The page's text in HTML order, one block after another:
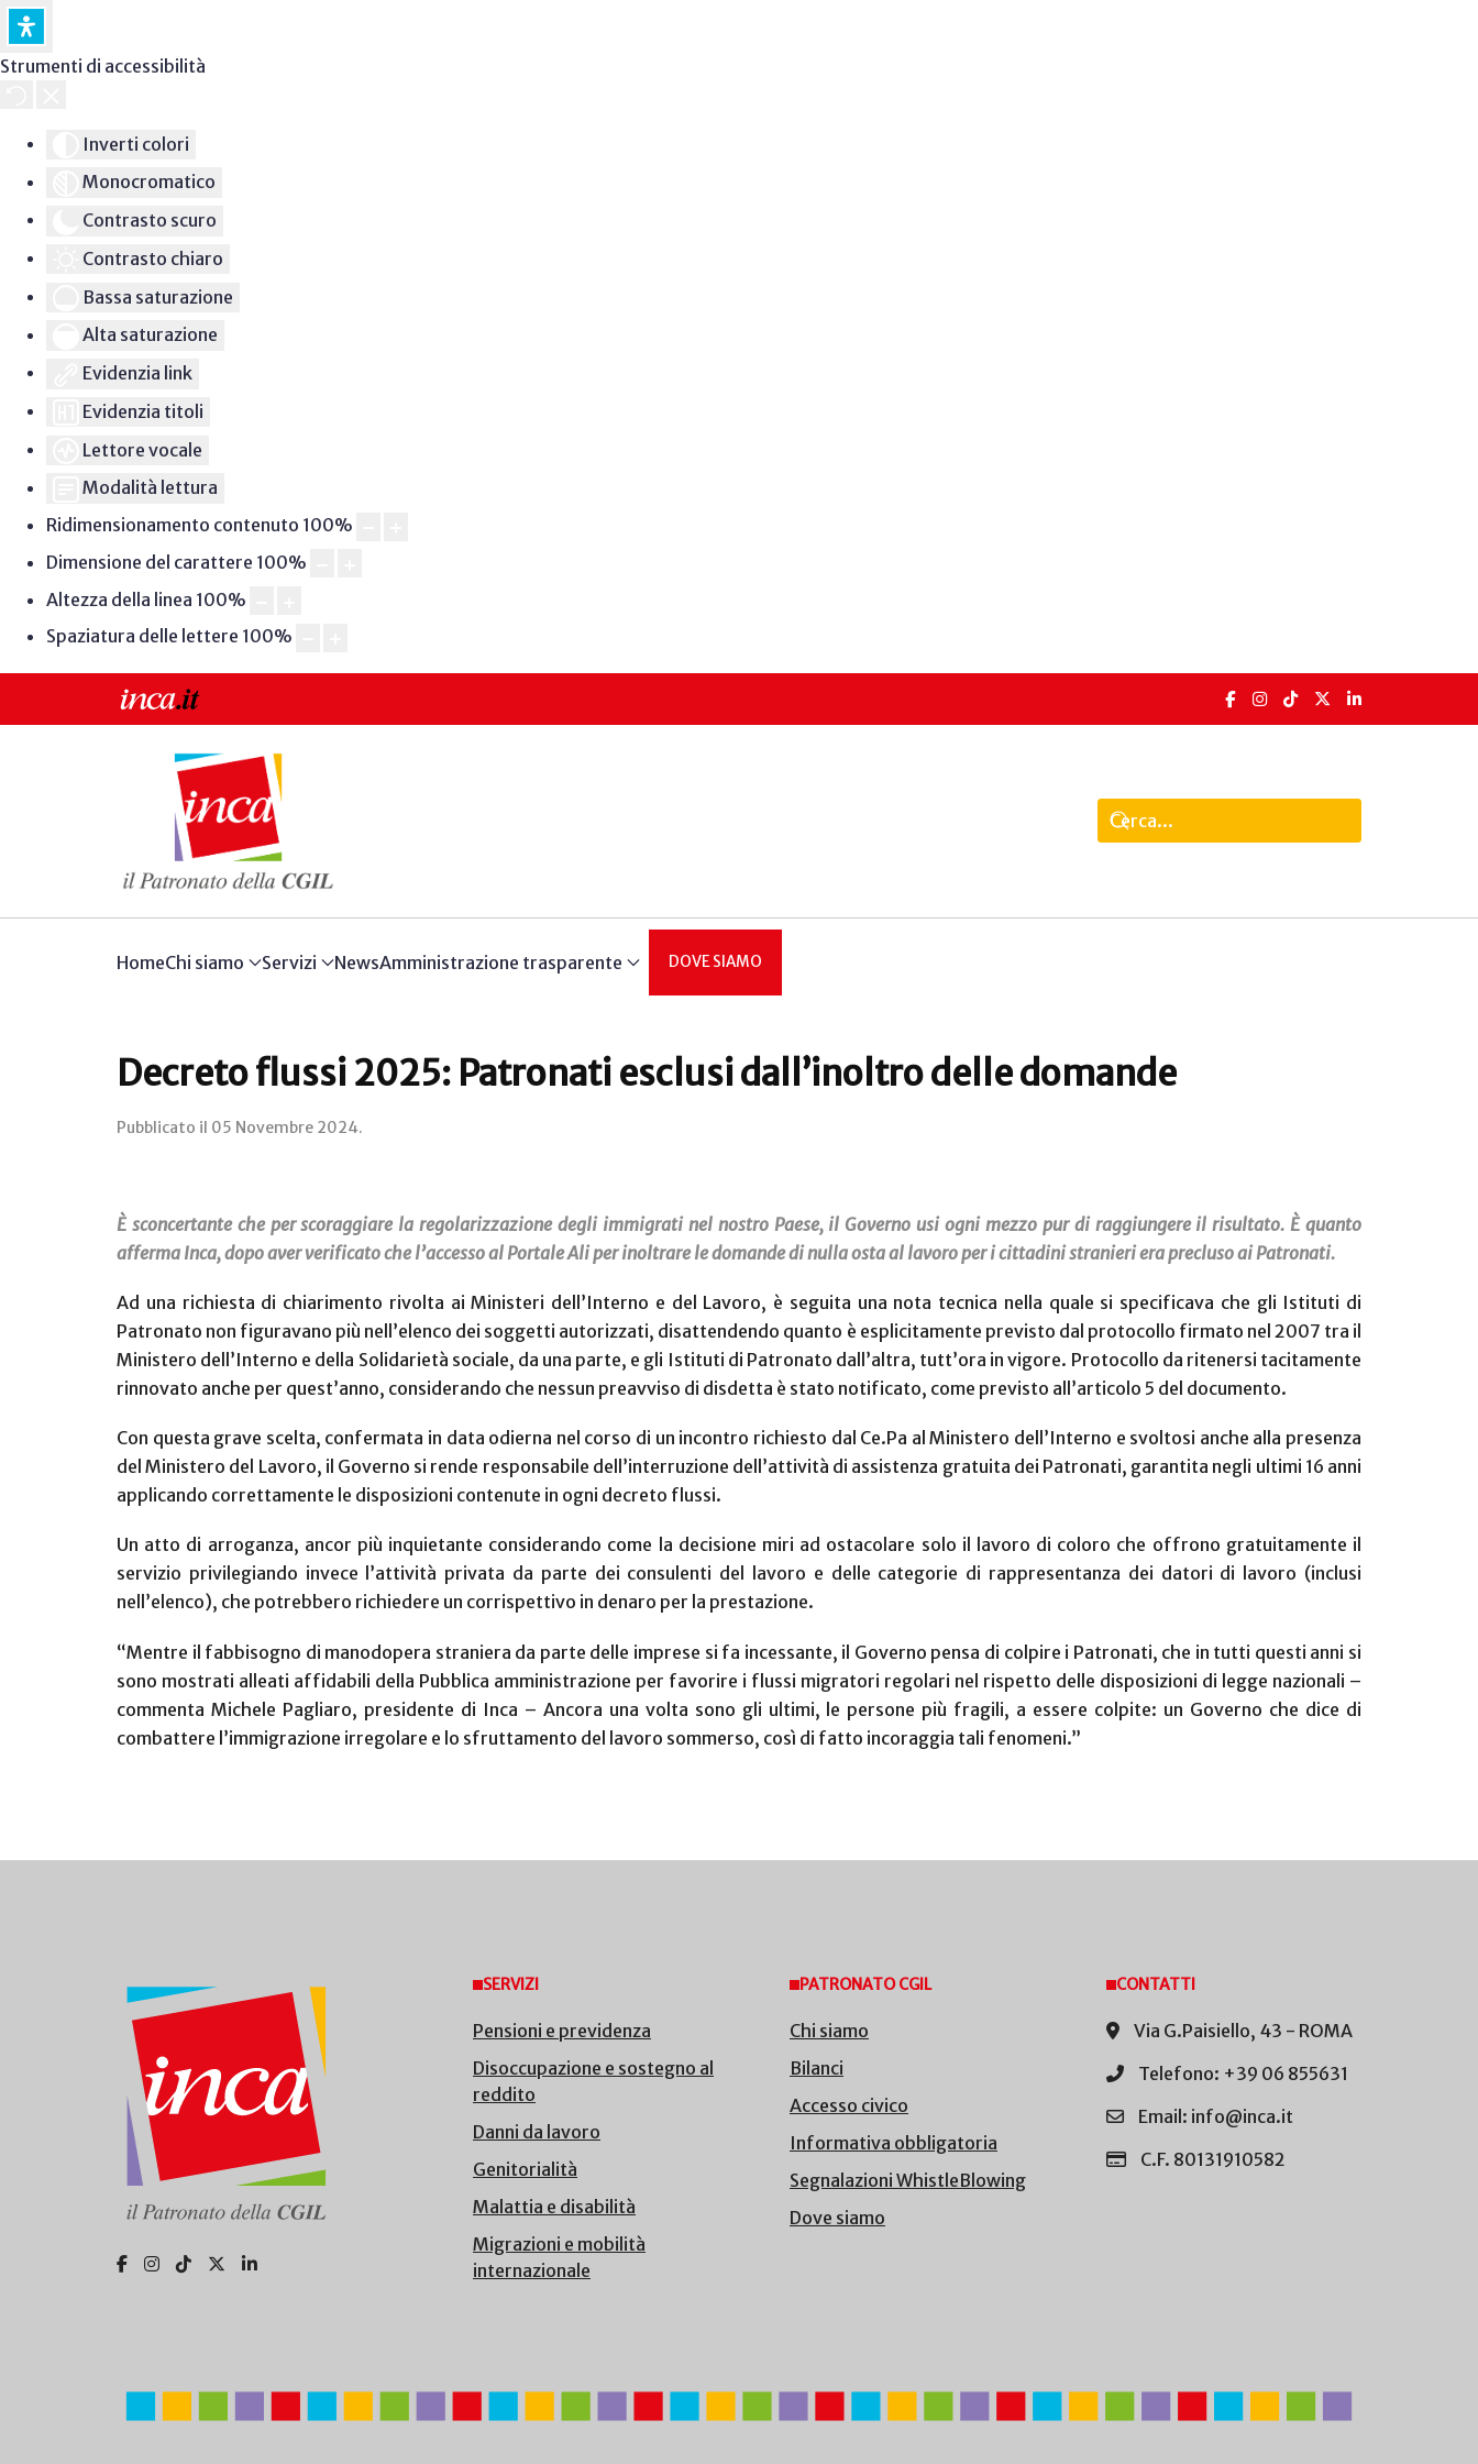
Strumenti di accessibilità
Inverti colori
Monocromatico
Contrasto scuro
Contrasto chiaro
Bassa saturazione
Alta saturazione
Evidenzia link
Evidenzia titoli
Lettore vocale
Modalità lettura
Ridimensionamento contenuto 100%
Dimensione del carattere 100%
Altezza della linea 100%
Spaziatura delle lettere 100%
HomeChi siamo Servizi NewsAmministrazione trasparente DOVE SIAMO
Decreto flussi 2025: Patronati esclusi dall’inoltro delle domande
Pubblicato il 05 Novembre 2024.
È sconcertante che per scoraggiare la regolarizzazione degli immigrati nel nostro Paese, il Governo usi ogni mezzo pur di raggiungere il risultato. È quanto
afferma Inca, dopo aver verificato che l’accesso al Portale Ali per inoltrare le domande di nulla osta al lavoro per i cittadini stranieri era precluso ai Patronati.
Ad una richiesta di chiarimento rivolta ai Ministeri dell’Interno e del Lavoro, è seguita una nota tecnica nella quale si specificava che gli Istituti di
Patronato non figuravano più nell’elenco dei soggetti autorizzati, disattendendo quanto è esplicitamente previsto dal protocollo firmato nel 2007 tra il
Ministero dell’Interno e della Solidarietà sociale, da una parte, e gli Istituti di Patronato dall’altra, tutt’ora in vigore. Protocollo da ritenersi tacitamente
rinnovato anche per quest’anno, considerando che nessun preavviso di disdetta è stato notificato, come previsto all’articolo 5 del documento.
Con questa grave scelta, confermata in data odierna nel corso di un incontro richiesto dal Ce.Pa al Ministero dell’Interno e svoltosi anche alla presenza
del Ministero del Lavoro, il Governo si rende responsabile dell’interruzione dell’attività di assistenza gratuita dei Patronati, garantita negli ultimi 16 anni
applicando correttamente le disposizioni contenute in ogni decreto flussi.
Un atto di arroganza, ancor più inquietante considerando come la decisione miri ad ostacolare solo il lavoro di coloro che offrono gratuitamente il
servizio privilegiando invece l’attività privata da parte dei consulenti del lavoro e delle categorie di rappresentanza dei datori di lavoro (inclusi
nell’elenco), che potrebbero richiedere un corrispettivo in denaro per la prestazione.
“Mentre il fabbisogno di manodopera straniera da parte delle imprese si fa incessante, il Governo pensa di colpire i Patronati, che in tutti questi anni si
sono mostrati alleati affidabili della Pubblica amministrazione per favorire i flussi migratori regolari nel rispetto delle disposizioni di legge nazionali –
commenta Michele Pagliaro, presidente di Inca – Ancora una volta sono gli ultimi, le persone più fragili, a essere colpite: un Governo che dice di
combattere l’immigrazione irregolare e lo sfruttamento del lavoro sommerso, così di fatto incoraggia tali fenomeni.”
SERVIZI
Pensioni e previdenza
Disoccupazione e sostegno al
reddito
Danni da lavoro
Genitorialità
Malattia e disabilità
Migrazioni e mobilità
internazionale
PATRONATO CGIL
Chi siamo
Bilanci
Accesso civico
Informativa obbligatoria
Segnalazioni WhistleBlowing
Dove siamo
CONTATTI
Via G.Paisiello, 43 - ROMA
Telefono: +39 06 855631
Email: info@inca.it
C.F. 80131910582